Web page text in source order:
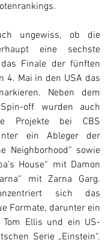
ungewiss, ob die
eine sechste
Finale der fünften
4. Mai in den USA das
Neben dem
Spin-off wurden auch
Projekte bei CBS
ein Ableger der
Neighborhood“ sowie
House“ mit Damon
mit Zarna Garg.
sich das
Formate, darunter ein
Ellis und ein US-
Serie „Einstein“.